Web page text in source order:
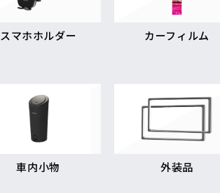
スマホホルダー カーフィルム
車内小物 外装品